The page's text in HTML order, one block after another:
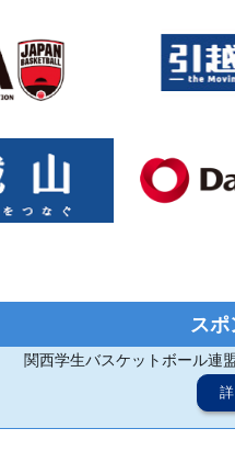
スポ
関西学生バスケットボール連